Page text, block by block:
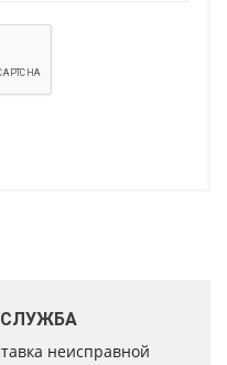
СЛУЖБА
неисправной